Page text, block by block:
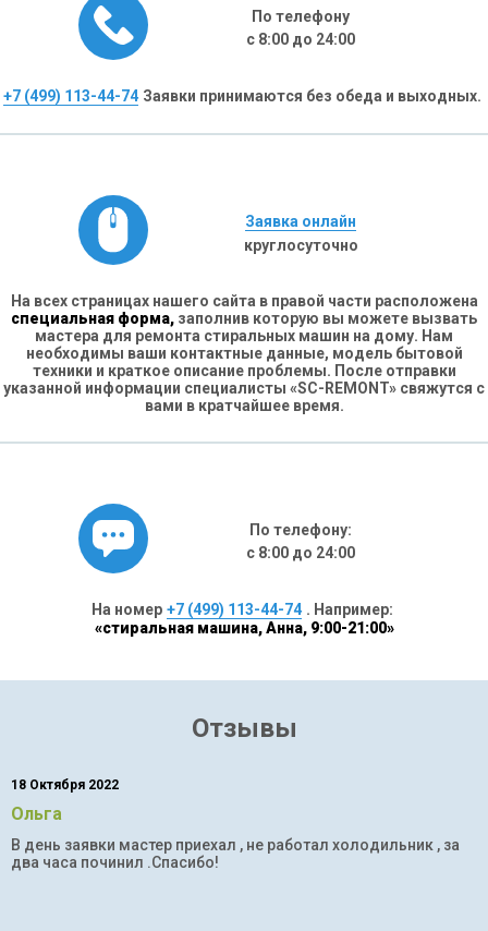
По телефону
с 8:00 до 24:00
+7 (499) 113-44-74 Заявки принимаются без обеда и выходных.
Заявка онлайн
круглосуточно
На всех страницах нашего сайта в правой части расположена
специальная форма, заполнив которую вы можете вызвать
мастера для ремонта стиральных машин на дому. Нам
необходимы ваши контактные данные, модель бытовой
техники и краткое описание проблемы. После отправки
указанной информации специалисты «SC-REMONT» свяжутся с
вами в кратчайшее время.
По телефону:
с 8:00 до 24:00
На номер +7 (499) 113-44-74 . Например:
«стиральная машина, Анна, 9:00-21:00»
Отзывы
18 Октября 2022
Ольга
В день заявки мастер приехал , не работал холодильник , за
два часа починил .Спасибо!